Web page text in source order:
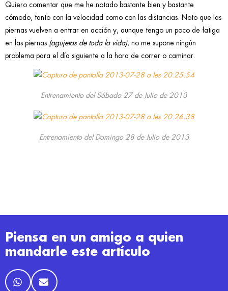
Quiero comentar que me he notado bastante bien y bastante
cómodo, tanto con la velocidad como con las distancias. Noto que las
piernas vuelven a entrar en acción y, aunque tengo un poco de fatiga
en las piernas (agujetas de toda la vida), no me supone ningún
problema para el día siguiente a la hora de correr o caminar.
Entrenamiento del Sábado 27 de Julio de 2013
Entrenamiento del Domingo 28 de Julio de 2013
Piensa en un amigo a quien
mandarle este artículo